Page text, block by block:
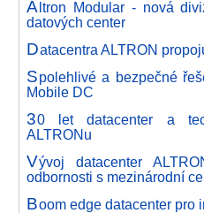
Altron Modular - nová
datových center
Datacentra ALTRON
Spolehlivé a bezpečné
Mobile DC
30 let datacenter a
ALTRONu
Vývoj datacenter
odbornosti s mezinárodní
Boom edge datacenter pro